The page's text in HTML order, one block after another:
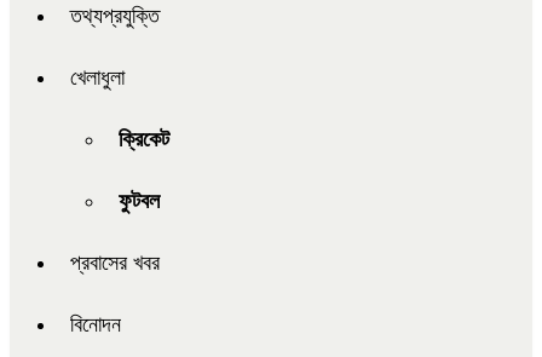
তথ্যপ্রযুক্তি
খেলাধুলা
ক্রিকেট
ফুটবল
প্রবাসের খবর
বিনোদন